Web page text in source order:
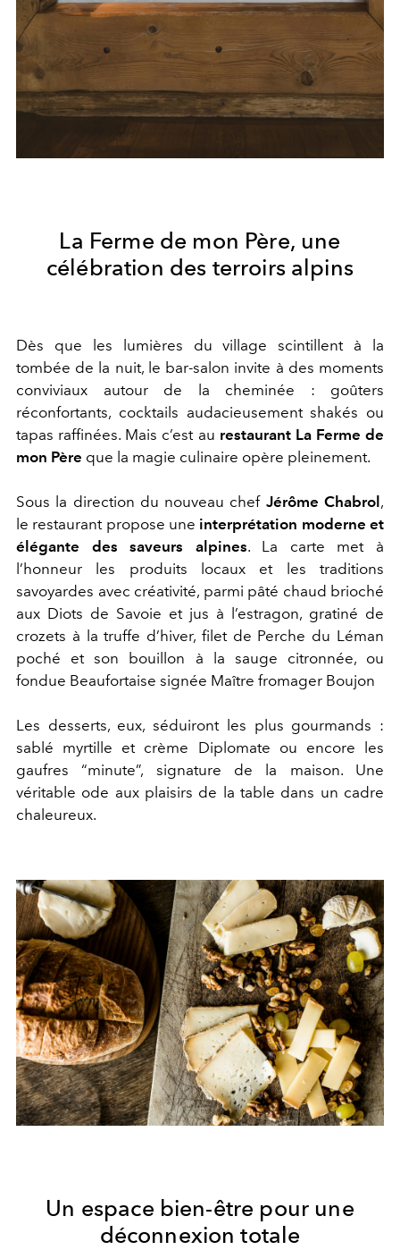
La Ferme de mon Père, une
célébration des terroirs alpins
Dès que les lumières du village scintillent à la
tombée de la nuit, le bar-salon invite à des moments
conviviaux autour de la cheminée : goûters
réconfortants, cocktails audacieusement shakés ou
tapas raffinées. Mais c’est au restaurant La Ferme de
mon Père que la magie culinaire opère pleinement.
Sous la direction du nouveau chef Jérôme Chabrol ,
le restaurant propose une interprétation moderne et
élégante des saveurs alpines. La carte met à
l’honneur les produits locaux et les traditions
savoyardes avec créativité, parmi pâté chaud brioché
aux Diots de Savoie et jus à l’estragon, gratiné de
crozets à la truffe d’hiver, filet de Perche du Léman
poché et son bouillon à la sauge citronnée, ou
fondue Beaufortaise signée Maître fromager Boujon
Les desserts, eux, séduiront les plus gourmands :
sablé myrtille et crème Diplomate ou encore les
gaufres “minute”, signature de la maison. Une
véritable ode aux plaisirs de la table dans un cadre
chaleureux.
Un espace bien-être pour une
déconnexion totale